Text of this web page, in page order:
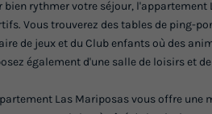
bien rythmer votre séjour,
Vous trouverez des tables de ping-
de jeux et du Club enfants où des
également d'une salle de loisirs et
Las Mariposas vous offre une